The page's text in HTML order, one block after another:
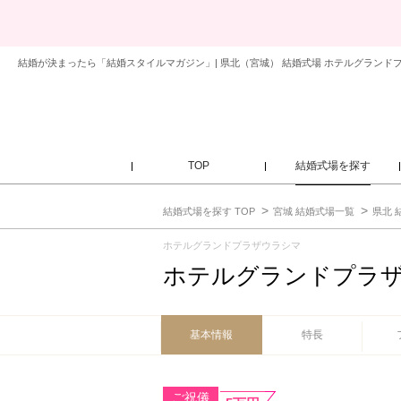
結婚が決まったら「結婚スタイルマガジン」| 県北（宮城） 結婚式場 ホテルグランド
TOP 結婚式場を探す
結婚式場を探す TOP 宮城 結婚式場一覧 県北
ホテルグランドプラザウラシマ
ホテルグランドプラ
基本情報 特長
ご祝儀